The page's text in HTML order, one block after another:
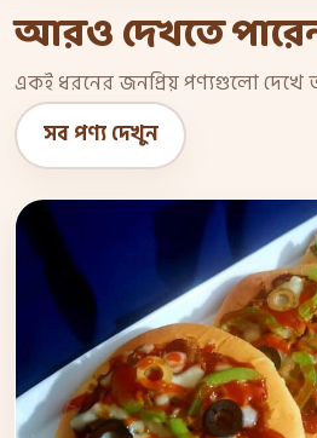
আরও দেখতে
একই ধরনের জনপ্রিয় পণ্যগুলো দেখে
সব পণ্য দেখুন